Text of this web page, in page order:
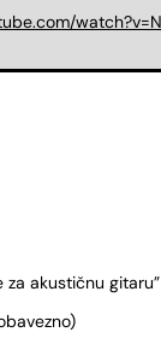
za akustičnu gitaru”